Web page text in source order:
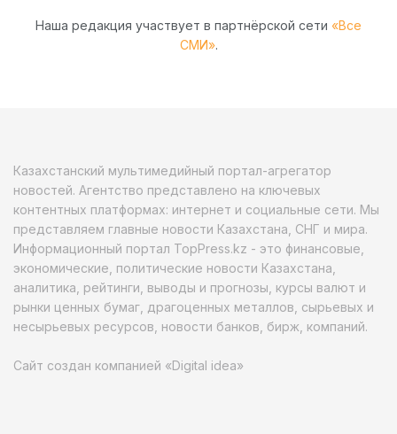
Наша редакция участвует в партнёрской сети «Все
СМИ».
Казахстанский мультимедийный портал-агрегатор
новостей. Агентство представлено на ключевых
контентных платформах: интернет и социальные сети. Мы
представляем главные новости Казахстана, СНГ и мира.
Информационный портал TopPress.kz - это финансовые,
экономические, политические новости Казахстана,
аналитика, рейтинги, выводы и прогнозы, курсы валют и
рынки ценных бумаг, драгоценных металлов, сырьевых и
несырьевых ресурсов, новости банков, бирж, компаний.
Сайт создан компанией «Digital idea»